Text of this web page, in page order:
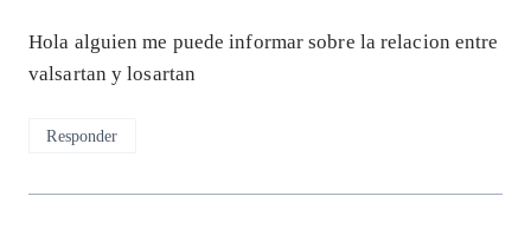
Hola alguien me puede informar sobre la relacion entre
valsartan y losartan
Responder